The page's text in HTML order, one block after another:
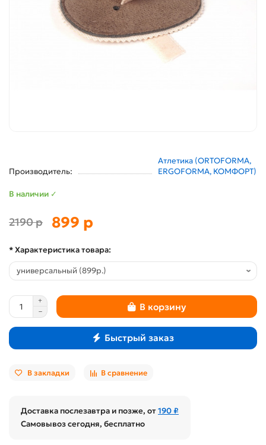
Производитель:
Атлетика (ORTOFORMA,
ERGOFORMA, КОМФОРТ)
В наличии ✓
2190 р 899 р
* Характеристика товара:
В корзину
Быстрый заказ
В закладки В сравнение
Доставка послезавтра и позже, от190 ₽
Самовывоз сегодня, бесплатно